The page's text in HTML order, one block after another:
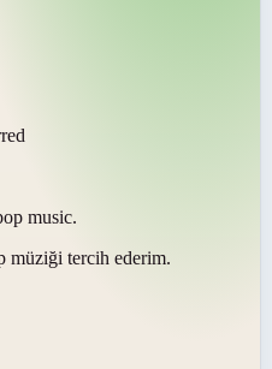
music.
müziği tercih ederim.